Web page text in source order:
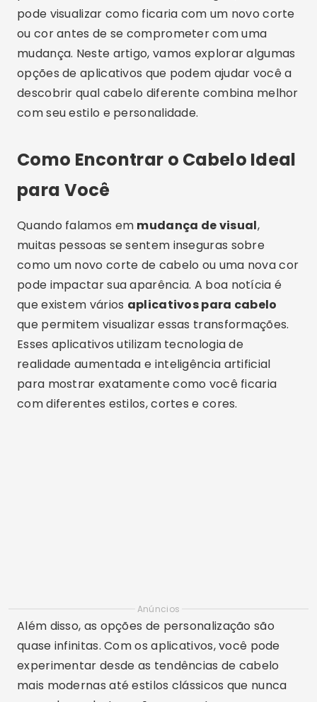
pode visualizar como ficaria com um novo corte
ou cor antes de se comprometer com uma
mudança. Neste artigo, vamos explorar algumas
opções de aplicativos que podem ajudar você a
descobrir qual cabelo diferente combina melhor
com seu estilo e personalidade.
Como Encontrar o Cabelo Ideal
para Você
Quando falamos em mudança de visual,
muitas pessoas se sentem inseguras sobre
como um novo corte de cabelo ou uma nova cor
pode impactar sua aparência. A boa notícia é
que existem vários aplicativos para cabelo
que permitem visualizar essas transformações.
Esses aplicativos utilizam tecnologia de
realidade aumentada e inteligência artificial
para mostrar exatamente como você ficaria
com diferentes estilos, cortes e cores.
Anúncios
Além disso, as opções de personalização são
quase infinitas. Com os aplicativos, você pode
experimentar desde as tendências de cabelo
mais modernas até estilos clássicos que nunca